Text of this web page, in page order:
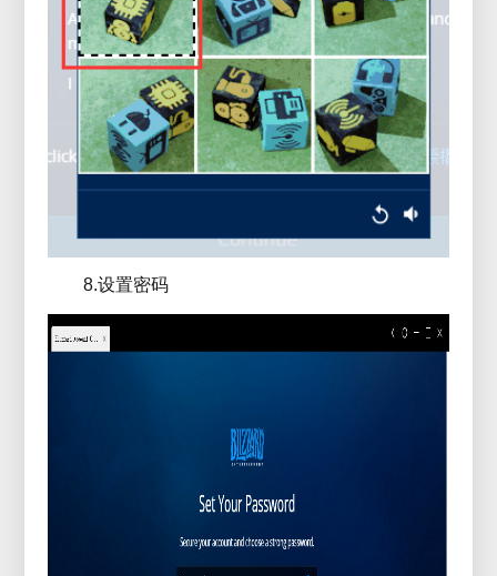
8.设置密码